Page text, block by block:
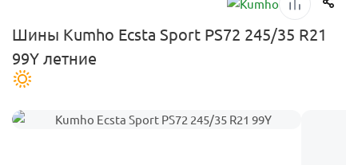
Шины Kumho Ecsta Sport PS72 245/35 R21
99Y летние